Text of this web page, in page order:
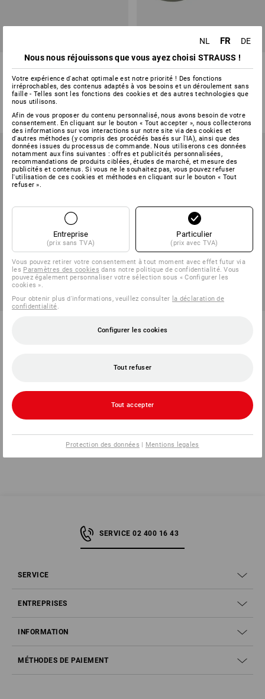
Écrous à six pans DIN 985 dans
STRAUSSbox 118 midi
variante
à p. de € 51,91
(TTC) à p. de 6 Lots
Écrou borgne DIN 1587 forme
haute, A2
4 modèles
(TTC) à p. de 3 Lot
américaine dans STRAUSSbox
(TTC) à p. de 6 Lots
Vous avez déjà consulté 8 articles sur un total de 8 articles.
SERVICE 02 400 16 43
SERVICE
ENTREPRISES
INFORMATION
MÉTHODES DE PAIEMENT
NL FR
DE
Nous nous réjouissons que vous ayez choisi STRAUSS !
Votre expérience d'achat optimale est notre priorité ! Des fonctions
irréprochables, des contenus adaptés à vos besoins et un déroulement sans
faille - Telles sont les fonctions des cookies et des autres technologies que
nous utilisons.
Afin de vous proposer du contenu personnalisé, nous avons besoin de votre
consentement. En cliquant sur le bouton « Tout accepter », nous collecterons
des informations sur vos interactions sur notre site via des cookies et
d'autres méthodes (y compris des procédés basés sur l'IA), ainsi que des
données issues du processus de commande. Nous utiliserons ces données
notamment aux fins suivantes : offres et publicités personnalisées,
recommandations de produits ciblées, études de marché, et mesure des
publicités et contenus. Si vous ne le souhaitez pas, vous pouvez refuser
l'utilisation de ces cookies et méthodes en cliquant sur le bouton « Tout
refuser ».
Entreprise
(prix sans TVA)
Particulier
(prix avec TVA)
Vous pouvez retirer votre consentement à tout moment avec effet futur via
les Paramètres des cookies dans notre politique de confidentialité. Vous
pouvez également personnaliser votre sélection sous « Configurer les
cookies ».
Pour obtenir plus d'informations, veuillez consulter la déclaration de
confidentialité
Configurer les cookies
Tout refuser
Tout accepter
Protection des données | Mentions legales